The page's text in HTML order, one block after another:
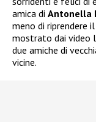
amica di Antonella
meno di riprendere
mostrato dai video
due amiche di
vicine.